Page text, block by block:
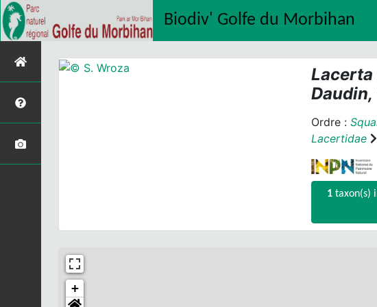
Biodiv' Golfe du Morbihan
Ordre :
Lacertidae
1taxon(s)
+